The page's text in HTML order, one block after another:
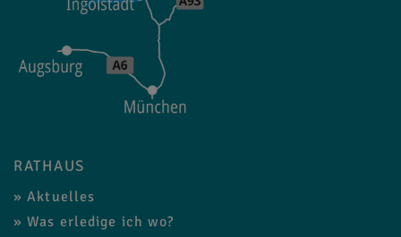
RATHAUS
Aktuelles
Was erledige ich wo?